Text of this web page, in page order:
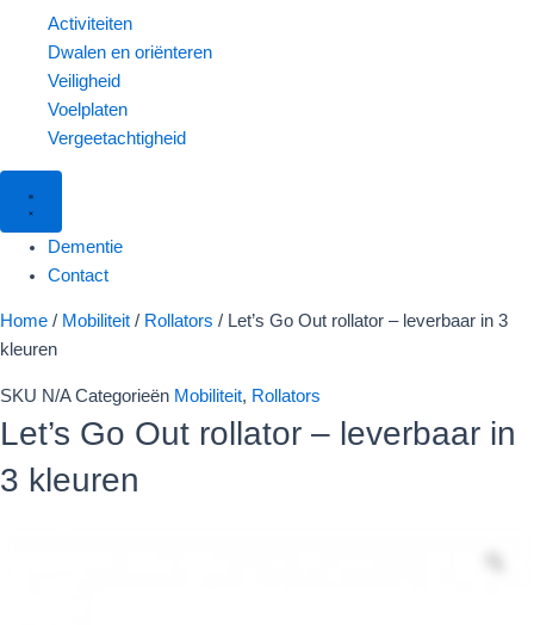
Activiteiten
Dwalen en oriënteren
Veiligheid
Voelplaten
Vergeetachtigheid
Dementie
Contact
Home / Mobiliteit / Rollators / Let’s Go Out rollator – leverbaar in 3
kleuren
SKU N/ACategorieën Mobiliteit, Rollators
Let’s Go Out rollator – leverbaar in
3 kleuren
Let's
Go
rollator
leverbaar
3